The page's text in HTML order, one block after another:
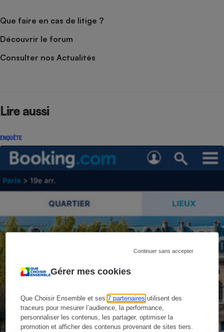
Gérer mes cookies
Que Choisir Ensemble et ses7 partenaires utilisent des
traceurs pour mesurer l’audience, la performance,
personnaliser les contenus, les partager, optimiser la
promotion et afficher des contenus provenant de sites tiers.
Continuer sans accepter
Que faire en cas de litige ?
Découvrir le forum
Consulter nos Actualités
Lire aussi
ENQUÊTE